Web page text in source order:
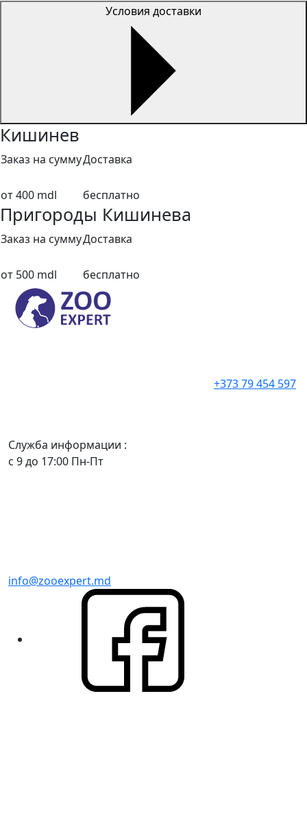
Условия доставки
Кишинев
Заказ на суммуДоставка
от 400 mdl бесплатно
Пригороды Кишинева
Заказ на суммуДоставка
от 500 mdl бесплатно
+373 79 454 597
Служба информации :
с 9 до 17:00 Пн-Пт
info@zooexpert.md